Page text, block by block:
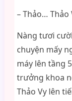
– Thảo… Thảo
Nàng tươi
chuyện mấy
máy lên tầng
trưởng khoa
Thảo Vy lên